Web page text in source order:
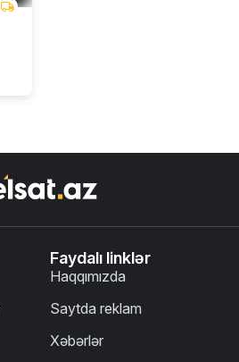
Faydalı linklər
Haqqımızda
Saytda reklam
Xəbərlər